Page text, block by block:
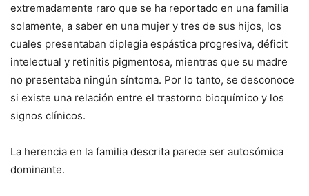
extremadamente raro que se ha reportado en una familia
solamente, a saber en una mujer y tres de sus hijos, los
cuales presentaban diplegia espástica progresiva, déficit
intelectual y retinitis pigmentosa, mientras que su madre
no presentaba ningún síntoma. Por lo tanto, se desconoce
si existe una relación entre el trastorno bioquímico y los
signos clínicos.
La herencia en la familia descrita parece ser autosómica
dominante.